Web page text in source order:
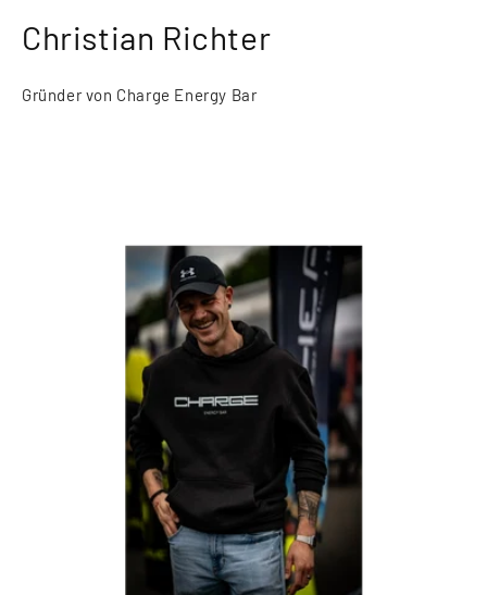
Christian Richter
Gründer von Charge Energy Bar